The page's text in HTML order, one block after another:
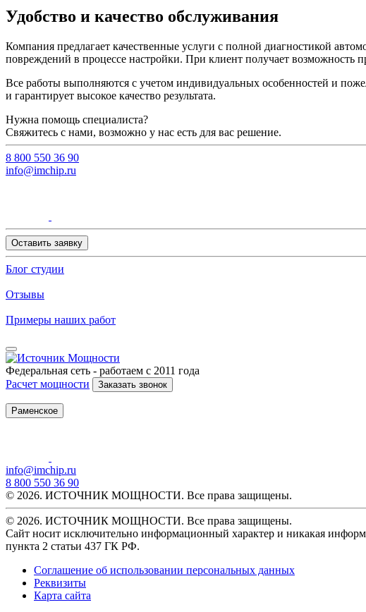
Удобство и качество обслуживания
Компания предлагает качественные услуги с полной диагностикой
повреждений в процессе настройки. При клиент получает возможность
Все работы выполняются с учетом индивидуальных особенностей и
и гарантирует высокое качество результата.
Нужна помощь специалиста?
Свяжитесь с нами, возможно у нас есть для вас решение.
8 800 550 36 90
info@imchip.ru
Оставить заявку
Блог студии
Отзывы
Примеры наших работ
Федеральная сеть - работаем с 2011 года
Расчет мощности
Заказать звонок
Раменское
info@imchip.ru
8 800 550 36 90
© 2026. ИСТОЧНИК МОЩНОСТИ. Все права защищены.
© 2026. ИСТОЧНИК МОЩНОСТИ. Все права защищены.
Сайт носит исключительно информационный характер и никакая
пункта 2 статьи 437 ГК РФ.
Соглашение об использовании персональных данных
Реквизиты
Карта сайта